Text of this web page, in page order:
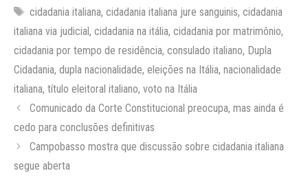
Tags
cidadania italiana, cidadania italiana jure sanguinis, cidadania
italiana via judicial, cidadania na itália, cidadania por matrimônio,
cidadania por tempo de residência, consulado italiano, Dupla
Cidadania, dupla nacionalidade, eleições na Itália, nacionalidade
italiana, título eleitoral italiano, voto na Itália
Comunicado da Corte Constitucional preocupa, mas ainda é
cedo para conclusões definitivas
Campobasso mostra que discussão sobre cidadania italiana
segue aberta